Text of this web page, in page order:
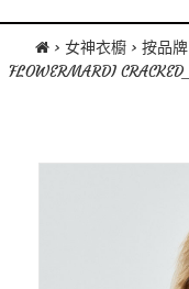
女神衣櫥 按品牌
FLOWERMARDI